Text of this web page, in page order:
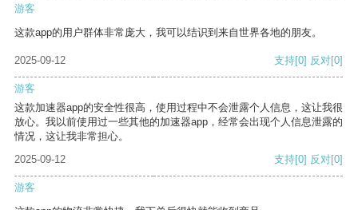
游客
这款app的用户群体非常庞大，我可以结识到来自世界各地的朋友。
2025-09-12 支持[0] 反对[0]
游客
这款加速器app的安全性很高，使用过程中不会泄露个人信息，这让我很
放心。我以前使用过一些其他的加速器app，经常会出现个人信息泄露的
情况，这让我非常担心。
2025-09-12
支持[0] 反对[0]
游客